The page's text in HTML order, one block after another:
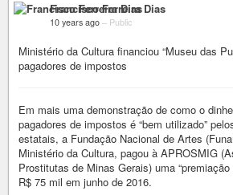
Francisco Ferreira Dias
10 years ago – Public
Ministério da Cultura financiou “Museu das
pagadores de impostos
Em mais uma demonstração de como o
pagadores de impostos é “bem utilizado”
estatais, a Fundação Nacional de Artes
Ministério da Cultura, pagou à APROSMIG
Prostitutas de Minas Gerais) uma
R$ 75 mil em junho de 2016.